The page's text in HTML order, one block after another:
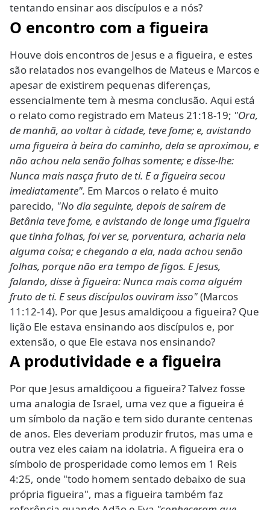
tentando ensinar aos discípulos e a nós?
O encontro com a figueira
Houve dois encontros de Jesus e a figueira, e estes
são relatados nos evangelhos de Mateus e Marcos e
apesar de existirem pequenas diferenças,
essencialmente tem à mesma conclusão. Aqui está
o relato como registrado em Mateus 21:18-19; "Ora,
de manhã, ao voltar à cidade, teve fome; e, avistando
uma figueira à beira do caminho, dela se aproximou, e
não achou nela senão folhas somente; e disse-lhe:
Nunca mais nasça fruto de ti. E a figueira secou
imediatamente". Em Marcos o relato é muito
parecido, "No dia seguinte, depois de saírem de
Betânia teve fome, e avistando de longe uma figueira
que tinha folhas, foi ver se, porventura, acharia nela
alguma coisa; e chegando a ela, nada achou senão
folhas, porque não era tempo de figos. E Jesus,
falando, disse à figueira: Nunca mais coma alguém
fruto de ti. E seus discípulos ouviram isso"(Marcos
11:12-14). Por que Jesus amaldiçoou a figueira? Que
lição Ele estava ensinando aos discípulos e, por
extensão, o que Ele estava nos ensinando?
A produtividade e a figueira
Por que Jesus amaldiçoou a figueira? Talvez fosse
uma analogia de Israel, uma vez que a figueira é
um símbolo da nação e tem sido durante centenas
de anos. Eles deveriam produzir frutos, mas uma e
outra vez eles caiam na idolatria. A figueira era o
símbolo de prosperidade como lemos em 1 Reis
4:25, onde "todo homem sentado debaixo de sua
própria figueira", mas a figueira também faz